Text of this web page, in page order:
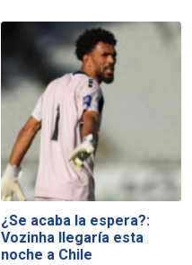
¿Se acaba la espera?:
Vozinha llegaría esta
noche a Chile